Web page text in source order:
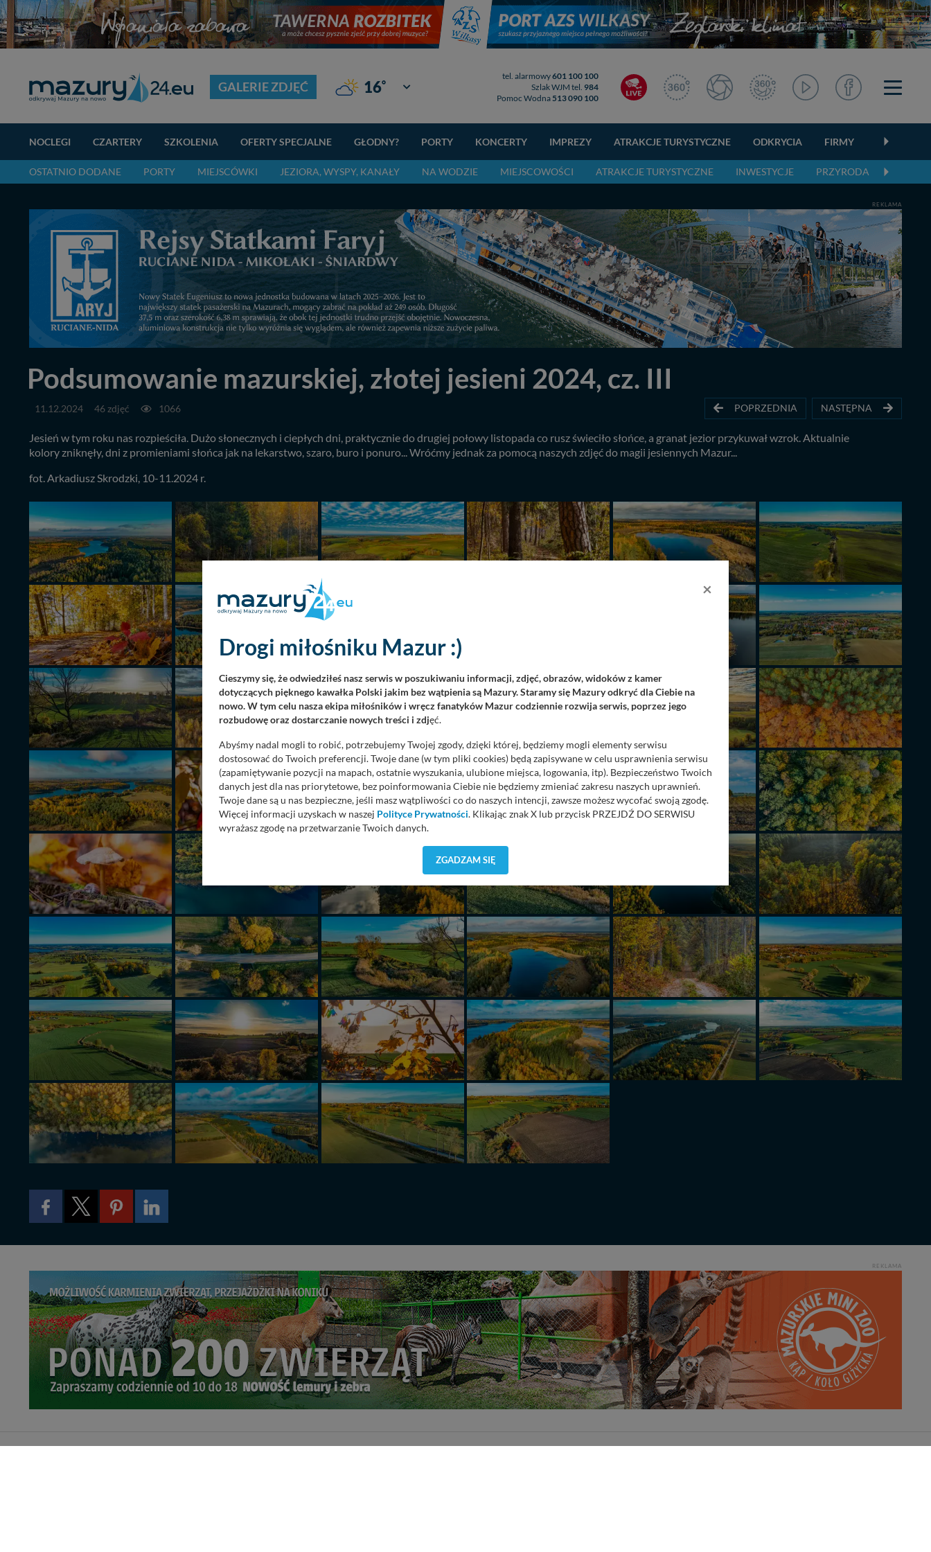
GALERIE ZDJĘĆ 16° Giżycko
tel. alarmowy601 100 100
Szlak WJM tel. 984
Pomoc Wodna 513 090 100
NOCLEGI CZARTERY SZKOLENIA OFERTY SPECJALNE GŁODNY? PORTY KONCERTY IMPREZY ATRAKCJE TURYSTYCZNE ODKRYCIA FIRMY
OSTATNIO DODANE PORTY MIEJSCÓWKI JEZIORA, WYSPY, KANAŁY NA WODZIE MIEJSCOWOŚCI ATRAKCJE TURYSTYCZNE INWESTYCJE PRZYRODA
REKLAMA
Podsumowanie mazurskiej, złotej jesieni 2024, cz. III
11.12.2024 46 zdjęć 1066 POPRZEDNIA NASTĘPNA
Jesień w tym roku nas rozpieściła. Dużo słonecznych i ciepłych dni, praktycznie do drugiej połowy listopada co rusz świeciło słońce, a granat jezior przykuwał wzrok. Aktualnie
kolory zniknęły, dni z promieniami słońca jak na lekarstwo, szaro, buro i ponuro... Wróćmy jednak za pomocą naszych zdjęć do magii jesiennych Mazur...
fot. Arkadiusz Skrodzki, 10-11.2024 r.
REKLAMA
×
Drogi miłośniku Mazur :)
Cieszymy się, że odwiedziłeś nasz serwis w poszukiwaniu informacji, zdjęć, obrazów, widoków z kamer
dotyczących pięknego kawałka Polski jakim bez wątpienia są Mazury. Staramy się Mazury odkryć dla Ciebie na
nowo. W tym celu nasza ekipa miłośników i wręcz fanatyków Mazur codziennie rozwija serwis, poprzez jego
rozbudowę oraz dostarczanie nowych treści i zdjęć.
Abyśmy nadal mogli to robić, potrzebujemy Twojej zgody, dzięki której, będziemy mogli elementy serwisu
dostosować do Twoich preferencji. Twoje dane (w tym pliki cookies) będą zapisywane w celu usprawnienia serwisu
(zapamiętywanie pozycji na mapach, ostatnie wyszukania, ulubione miejsca, logowania, itp). Bezpieczeństwo Twoich
danych jest dla nas priorytetowe, bez poinformowania Ciebie nie będziemy zmieniać zakresu naszych uprawnień.
Twoje dane są u nas bezpieczne, jeśli masz wątpliwości co do naszych intencji, zawsze możesz wycofać swoją zgodę.
Więcej informacji uzyskach w naszej Polityce Prywatności. Klikając znak X lub przycisk PRZEJDŹ DO SERWISU
wyrażasz zgodę na przetwarzanie Twoich danych.
Wyjątkiem jest sytuacja, gdy przekazanie Twoich danych jest elementem usługi (przekazanie danych z formularza
zasadach i funkcjonalności serwisu w Regulaminie Serwisu.
Administratorem Twoich danych jest: Agencja Reklamowa Kreacja Monika Borkowska, z siedzibą ul. Wiejska 17,
11-500 Giżycko. Możesz z nami skontaktować się za pośrednictwem tejstrony.
W każdej chwili możesz: zażądać dostępu do swoich danych, zażądać ich poprawienia lub usunięcia, zabronić ich
przetwarzania. Pamiętaj jednak, że nie zawsze jest możliwe techniczne zrealizowanie Twoich praw w odniesieniu do
informacji zawartych w plikach cookies. Twoja przeglądarka umożliwia Ci skasowanie tych plików - w pewnych
przypadkach nie możemy tego zrobić za Ciebie.
Dziękujemy, i życzmy miłego odkrywania Mazur na nowo...
ZGADZAM SIĘ